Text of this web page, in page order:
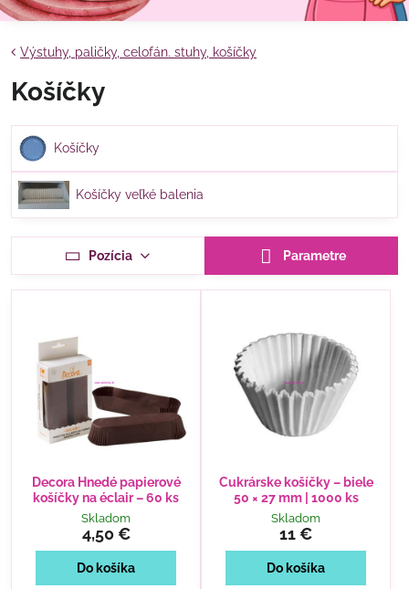
Výstuhy, paličky, celofán. stuhy, košíčky
Košíčky
Košíčky
Košíčky veľké balenia
Pozícia Parametre
Decora Hnedé papierové
košíčky na éclair – 60 ks
Skladom
4,50 €
Do košíka
Cukrárske košíčky – biele
50 × 27 mm | 1000 ks
Skladom
11 €
Do košíka